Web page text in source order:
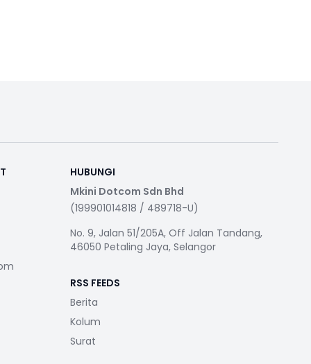
HUBUNGI
Mkini Dotcom Sdn Bhd
(199901014818 / 489718-U)
No. 9, Jalan 51/205A, Off Jalan Tandang,
46050 Petaling Jaya, Selangor
RSS FEEDS
Berita
Kolum
Surat